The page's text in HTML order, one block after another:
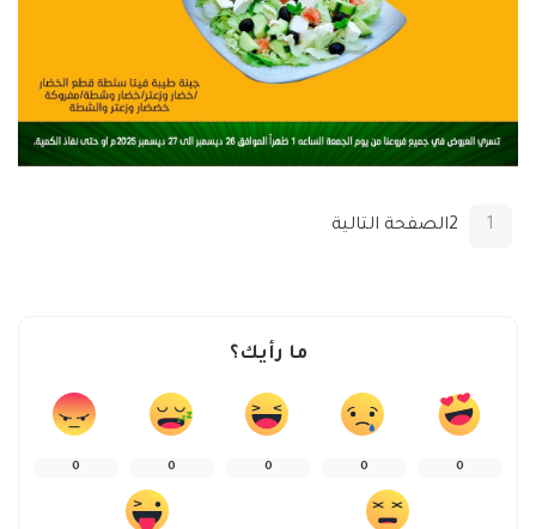
1
2الصفحة التالية
ما رأيك؟
0
0
0
0
0